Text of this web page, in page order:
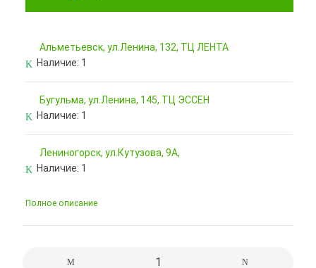
Альметьевск, ул.Ленина, 132, ТЦ ЛЕНТА
Наличие: 1
Бугульма, ул.Ленина, 145, ТЦ ЭССЕН
Наличие: 1
Лениногорск, ул.Кутузова, 9А,
Наличие: 1
Полное описание